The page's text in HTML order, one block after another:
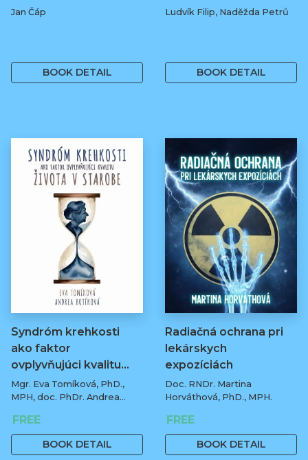
Jan Čáp
BOOK DETAIL
Ludvík Filip, Naděžda Petrů
BOOK DETAIL
Syndróm krehkosti
ako faktor
ovplyvňujúci kvalitu…
Mgr. Eva Tomíková, PhD.,
MPH, doc. PhDr. Andrea
prof.
FREE
BOOK DETAIL
Radiačná ochrana pri
lekárskych
expozíciách
Doc. RNDr. Martina
Horváthová, PhD., MPH.
FREE
BOOK DETAIL